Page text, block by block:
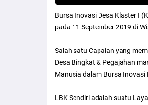
Bursa Inovasi Desa Klaster I
pada 11 September 2019 di
Salah satu Capaian yang
Desa Bingkat & Pegajahan
Manusia dalam Bursa Inovasi
LBK Sendiri adalah suatu